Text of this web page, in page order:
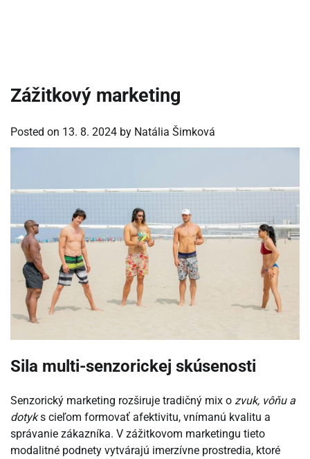
Zážitkový marketing
Posted on 13. 8. 2024 by Natália Šimková
Sila multi-senzorickej skúsenosti
Senzorický marketing rozširuje tradičný mix o zvuk, vôňu a
dotyks cieľom formovať afektivitu, vnímanú kvalitu a
správanie zákazníka. V zážitkovom marketingu tieto
modalitné podnety vytvárajú imerzívne prostredia, ktoré